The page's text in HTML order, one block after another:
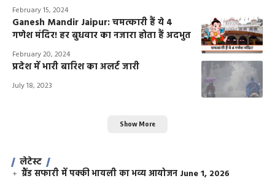
February 15, 2024
Ganesh Mandir Jaipur: चमत्कारी हैं ये 4
गणेश मंदिर! हर बुधवार का नजारा होता हैं अदभुत
February 20, 2024
प्रदेश में भारी बारिश का अलर्ट जारी
July 18, 2023
Show More
लेटेस्ट
ग्रैंड सफारी में पक्की भायली का भव्य आयोजन June 1, 2026